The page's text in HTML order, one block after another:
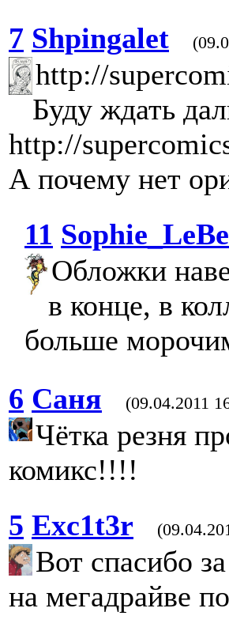
7 Shpingalet
http://
Буду ждать
http://
А почему нет
11
Обложки
в конце, в
больше
6 Саня (09.04.2011
Чётка резня
комикс!!!!
5 Exc1t3r
Вот спасибо
на мегадрайве